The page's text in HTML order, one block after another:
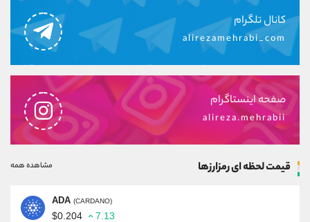
کانال تلگرام
alirezamehrabi_com
صفحه اینستاگرام
alireza.mehrabii
قیمت لحظه ای رمزارزها مشاهده همه
ADA (CARDANO)
$0.204 7.13